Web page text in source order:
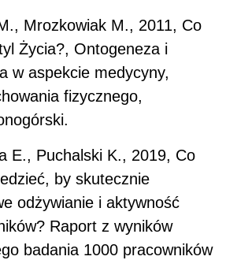
Mrozkowiak M., 2011, Co
Życia?, Ontogeneza i
w aspekcie medycyny,
fizycznego,
E., Puchalski K., 2019, Co
by skutecznie
odżywianie i aktywność
Raport z wyników
badania 1000 pracowników